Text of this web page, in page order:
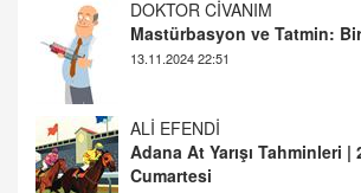
ALİ EFENDİ
Adana At Yarışı Tahminleri |
Cumartesi
TUTKUNUN PERİSİ
Sağlıklı Bir Cinsel Yaşam ile
Gerekenler